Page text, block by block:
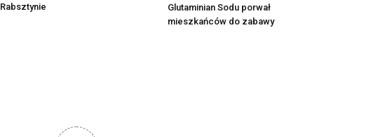
Rabsztynie
Glutaminian Sodu porwał
mieszkańców do zabawy